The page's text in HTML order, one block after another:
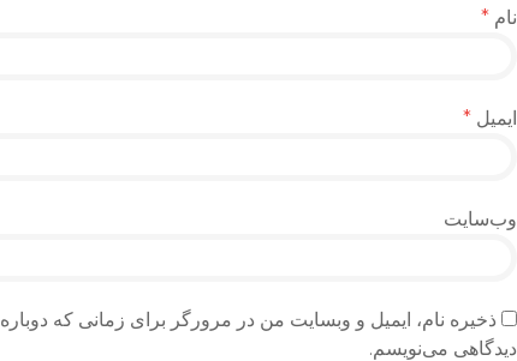
نام *
ایمیل *
وب‌سایت
ذخیره نام، ایمیل و وبسایت من در مرورگر برای زمانی که دوباره
دیدگاهی می‌نویسم.